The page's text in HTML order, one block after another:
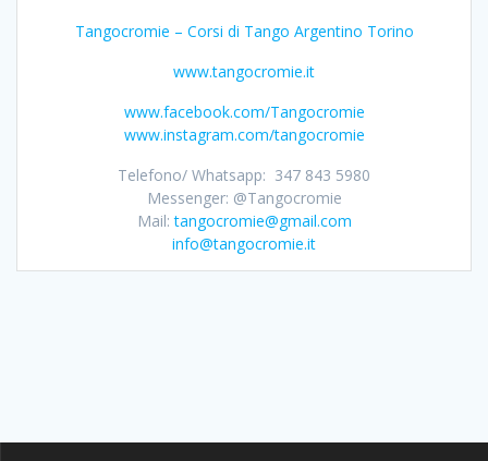
Tangocromie – Corsi di Tango Argentino Torino
www.tangocromie.it
www.facebook.com/Tangocromie
www.instagram.com/tangocromie
Telefono/ Whatsapp: 347 843 5980
Messenger: @Tangocromie
Mail:tangocromie@gmail.com
info@tangocromie.it